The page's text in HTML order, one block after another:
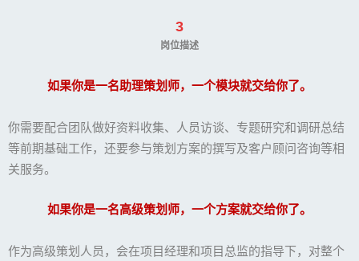
3
岗位描述
如果你是一名助理策划师，一个模块就交给你了。
你需要配合团队做好资料收集、人员访谈、专题研究和调研总结
等前期基础工作，还要参与策划方案的撰写及客户顾问咨询等相
关服务。
如果你是一名高级策划师，一个方案就交给你了。
作为高级策划人员，会在项目经理和项目总监的指导下，对整个